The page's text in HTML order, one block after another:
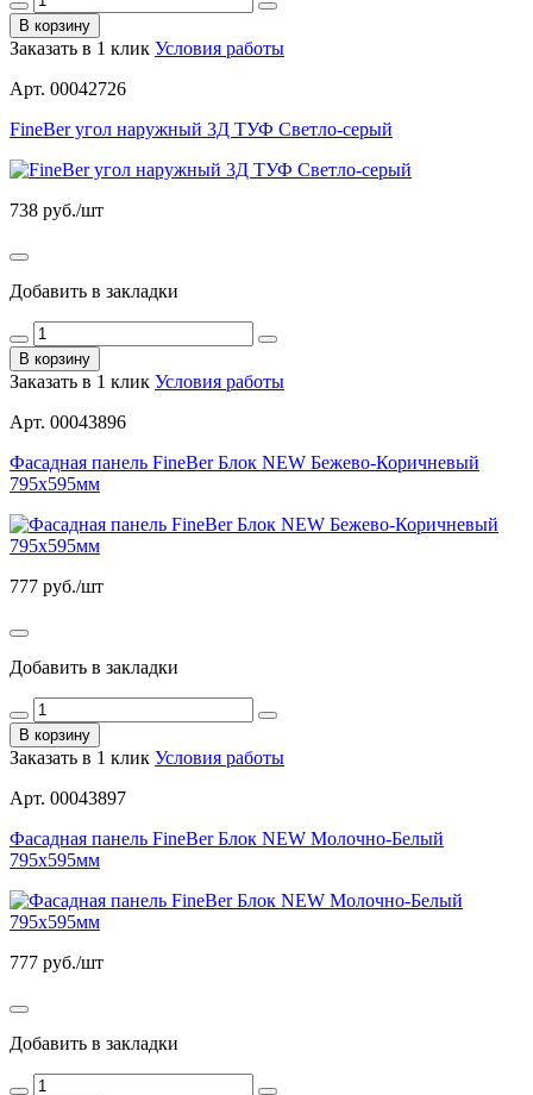
В корзину
Заказать в 1 клик Условия работы
Арт. 00042726
FineBer угол наружный 3Д ТУФ Светло-серый
738 руб./шт
Добавить в закладки
В корзину
Заказать в 1 клик Условия работы
Арт. 00043896
Фасадная панель FineBer Блок NEW Бежево-Коричневый
795х595мм
777 руб./шт
Добавить в закладки
В корзину
Заказать в 1 клик Условия работы
Арт. 00043897
Фасадная панель FineBer Блок NEW Молочно-Белый
795х595мм
777 руб./шт
Добавить в закладки